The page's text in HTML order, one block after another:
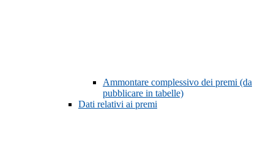
Ammontare complessivo dei premi (da
pubblicare in tabelle)
Dati relativi ai premi